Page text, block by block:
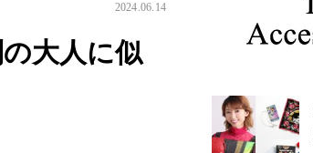
2024.06.14
大人に似